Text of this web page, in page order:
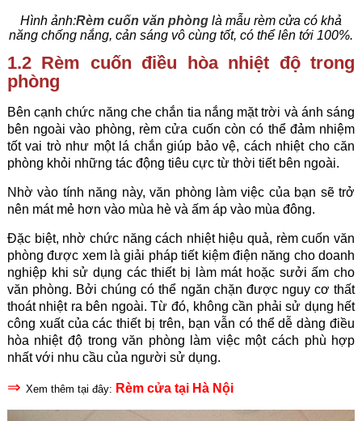
Hình ảnh:Rèm cuốn văn phòng là mẫu rèm cửa có khả
năng chống nắng, cản sáng vô cùng tốt, có thể lên tới 100%.
1.2 Rèm cuốn điều hòa nhiệt độ trong
phòng
Bên cạnh chức năng che chắn tia nắng mặt trời và ánh sáng
bên ngoài vào phòng, rèm cửa cuốn còn có thể đảm nhiệm
tốt vai trò như một lá chắn giúp bảo vệ, cách nhiệt cho căn
phòng khỏi những tác động tiêu cực từ thời tiết bên ngoài.
Nhờ vào tính năng này, văn phòng làm việc của bạn sẽ trở
nên mát mẻ hơn vào mùa hè và ấm áp vào mùa đông.
Đặc biệt, nhờ chức năng cách nhiệt hiệu quả, rèm cuốn văn
phòng được xem là giải pháp tiết kiệm điện năng cho doanh
nghiệp khi sử dụng các thiết bị làm mát hoặc sưởi ấm cho
văn phòng. Bởi chúng có thể ngăn chặn được nguy cơ thất
thoát nhiệt ra bên ngoài. Từ đó, không cần phải sử dụng hết
công xuất của các thiết bị trên, bạn vẫn có thể dễ dàng điều
hòa nhiệt độ trong văn phòng làm việc một cách phù hợp
nhất với nhu cầu của người sử dụng.
⇒ Xem thêm tại đây: Rèm cửa tại Hà Nội